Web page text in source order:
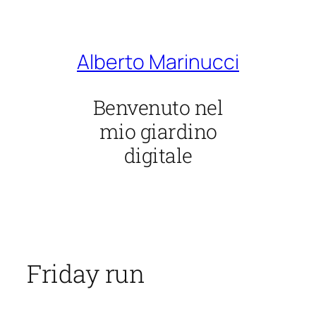
Alberto Marinucci
Benvenuto nel
mio giardino
digitale
Friday run